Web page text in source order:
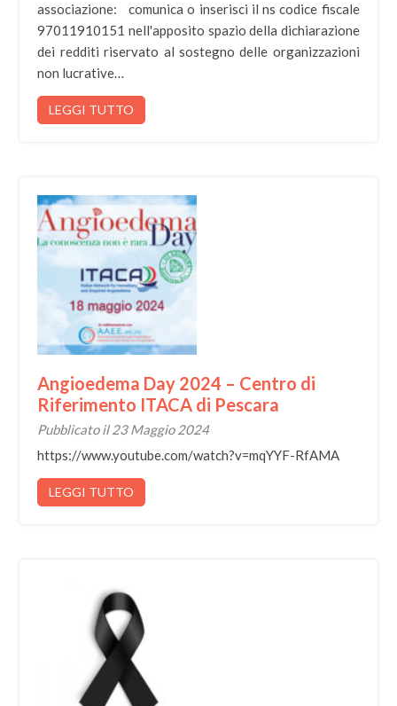
associazione: comunica o inserisci il ns codice fiscale
97011910151 nell'apposito spazio della dichiarazione
dei redditi riservato al sostegno delle organizzazioni
non lucrative…
LEGGI TUTTO
Angioedema Day 2024 – Centro di
Riferimento ITACA di Pescara
Pubblicato il 23 Maggio 2024
https://www.youtube.com/watch?v=mqYYF-RfAMA
LEGGI TUTTO